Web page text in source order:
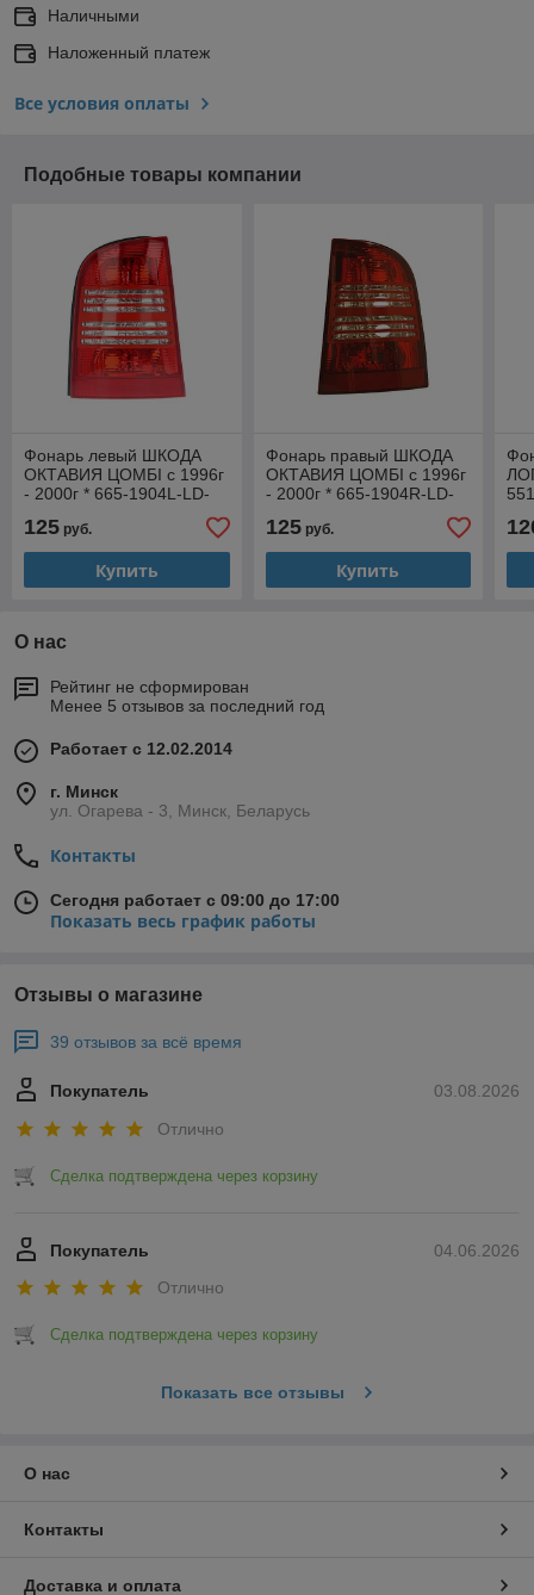
Наличными
Наложенный платеж
Все условия оплаты
Подобные товары компании
Фонарь левый ШКОДА
ОКТАВИЯ ЦOMБI с 1996г
- 2000г * 665-1904L-LD-
125 руб.
Купить
Фонарь правый ШКОДА
ОКТАВИЯ ЦOMБI с 1996г
- 2000г * 665-1904R-LD-
125руб.
Купить
О нас
Рейтинг не сформирован
Менее 5 отзывов за последний год
Работает с 12.02.2014
г. Минск
ул. Огарева - 3, Минск, Беларусь
Контакты
Сегодня работает с 09:00 до 17:00
Показать весь график работы
Отзывы о магазине
39 отзывов за всё время
03.08.2026
Покупатель
Отлично
Сделка подтверждена через корзину
04.06.2026
Покупатель
Отлично
Сделка подтверждена через корзину
Показать все отзывы
О нас
Контакты
Доставка и оплата